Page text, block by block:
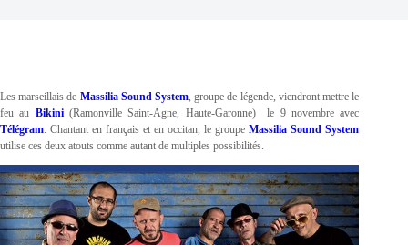
Les marseillais de Massilia Sound System, groupe de légende, viendront mettre le
feu au Bikini(Ramonville Saint-Agne, Haute-Garonne) le 9 novembre avec
Télégram. Chantant en français et en occitan, le groupeMassilia Sound System
utilise ces deux atouts comme autant de multiples possibilités.